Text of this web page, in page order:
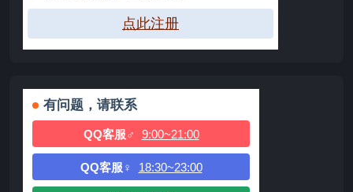
点此注册
有问题，请联系
QQ客服♂ 9:00~21:00
QQ客服♀ 18:30~23:00